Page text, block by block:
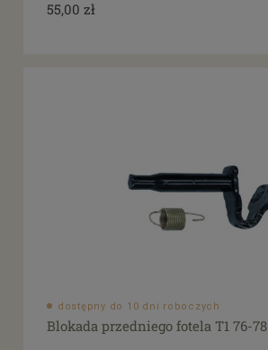
55,00 zł
dostępny do 10 dni roboczych
Blokada przedniego fotela T1 76-78